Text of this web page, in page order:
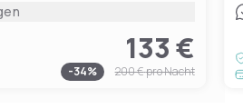
133 €
-34% 200 €pro Nacht